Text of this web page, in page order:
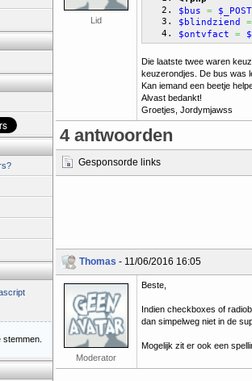
Lid
$bus
=
$_POST
$blindziend
=
$ontvfact
=
Die laatste twee waren
keuzerondjes. De bus was
Kan iemand een beetje
Alvast bedankt!
Groetjes, Jordymjawss
4 antwoorden
Gesponsorde links
Thomas - 11/06/2016 16:05
Moderator
Beste,
Indien checkboxes of
dan simpelweg niet in de
Mogelijk zit er ook een